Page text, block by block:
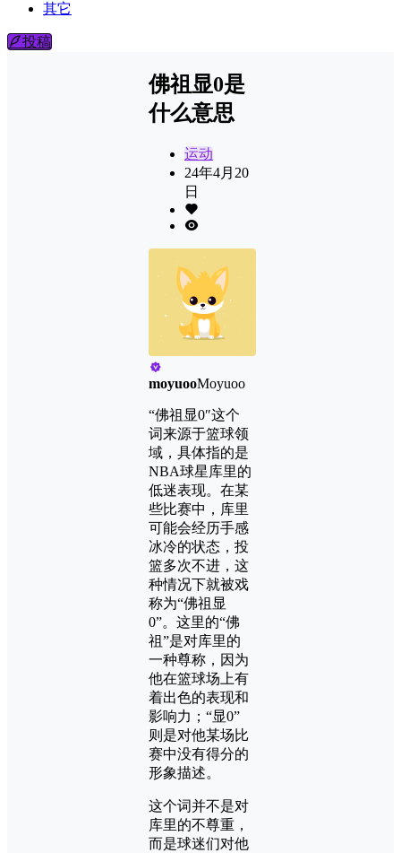
其它
投稿
佛祖显0是
什么意思
运动
24年4月20
日
moyuooMoyuoo
“佛祖显0″这个
词来源于篮球领
域，具体指的是
NBA球星库里的
低迷表现。在某
些比赛中，库里
可能会经历手感
冰冷的状态，投
篮多次不进，这
种情况下就被戏
称为“佛祖显
0”。这里的“佛
祖”是对库里的
一种尊称，因为
他在篮球场上有
着出色的表现和
影响力；“显0”
则是对他某场比
赛中没有得分的
形象描述。
这个词并不是对
库里的不尊重，
而是球迷们对他